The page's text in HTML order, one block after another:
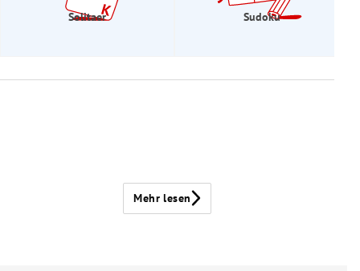
Solitaer Sudoku
Mehr lesen